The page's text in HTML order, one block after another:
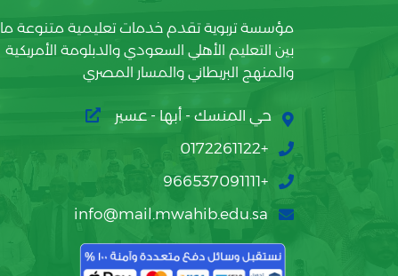
مؤسسة تربوية تقدم خدمات تعليمية متنوعة ما
بين التعليم الأهلي السعودي والدبلومة الأمريكية
والمنهج البريطاني والمسار المصري
حي المنسك - أبها - عسير
+0172261122
+966537091111
info@mail.mwahib.edu.sa